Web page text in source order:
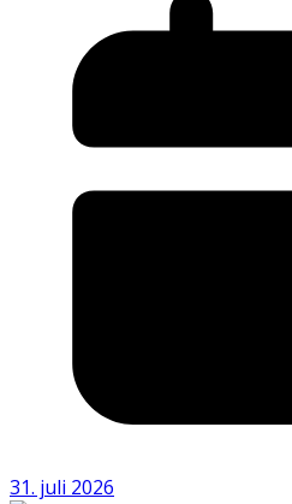
31. juli 2026